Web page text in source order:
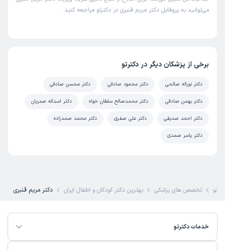
می‌توانید به پروفایل دکتر مریم قنبری در دکترتو مراجعه کنید.
برخی از پزشکان دیگر در دکترتو
دکتر نوراله صالحی دکتر محمود صادقی دکتر محسن صادقی
دکتر بهمن صادقی دکتر محمدصالح سلطان خواه دکتر اسداله صدریان
دکتر احمد صدیقی دکتر علی صفری دکتر محمد صمدزاده
دکتر یاسر صمدی
تخصص های پزشکی بهترین دکتر کودکان و اطفال ایران دکتر مریم قنبری
خدمات دکترتو